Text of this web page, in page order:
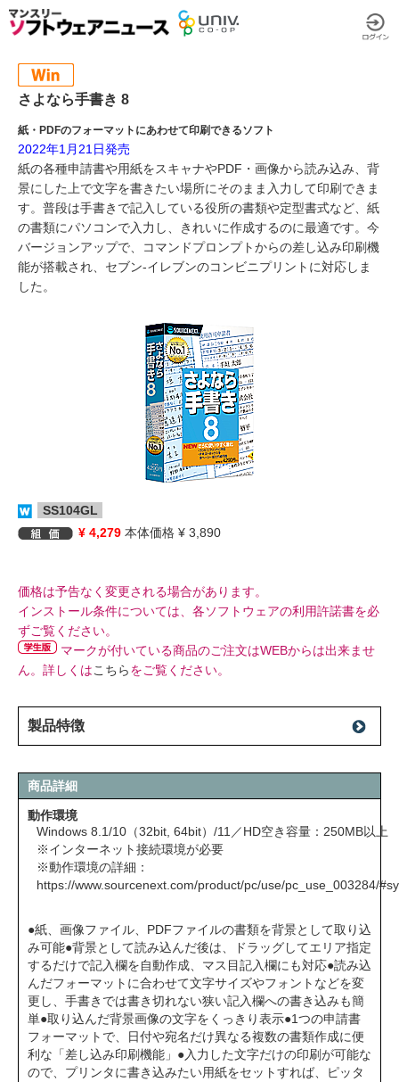
さよなら手書き 8
紙・PDFのフォーマットにあわせて印刷できるソフト
2022年1月21日発売
紙の各種申請書や用紙をスキャナやPDF・画像から読み込み、背
景にした上で文字を書きたい場所にそのまま入力して印刷できま
す。普段は手書きで記入している役所の書類や定型書式など、紙
の書類にパソコンで入力し、きれいに作成するのに最適です。今
バージョンアップで、コマンドプロンプトからの差し込み印刷機
能が搭載され、セブン‐イレブンのコンビニプリントに対応しま
した。
SS104GL
¥ 4,279 本体価格 ¥ 3,890
価格は予告なく変更される場合があります。
インストール条件については、各ソフトウェアの利用許諾書を必
ずご覧ください。
マークが付いている商品のご注文はWEBからは出来ませ
ん。詳しくはこちらをご覧ください。
製品特徴
商品詳細
動作環境
Windows 8.1/10（32bit, 64bit）/11／HD空き容量：250MB以上
※インターネット接続環境が必要
※動作環境の詳細：
https://www.sourcenext.com/product/pc/use/pc_use_003284/
●紙、画像ファイル、PDFファイルの書類を背景として取り込
み可能●背景として読み込んだ後は、ドラッグしてエリア指定
するだけで記入欄を自動作成、マス目記入欄にも対応●読み込
んだフォーマットに合わせて文字サイズやフォントなどを変
更し、手書きでは書き切れない狭い記入欄への書き込みも簡
単●取り込んだ背景画像の文字をくっきり表示●1つの申請書
フォーマットで、日付や宛名だけ異なる複数の書類作成に便
利な「差し込み印刷機能」●入力した文字だけの印刷が可能な
ので、プリンタに書き込みたい用紙をセットすれば、ピッタ